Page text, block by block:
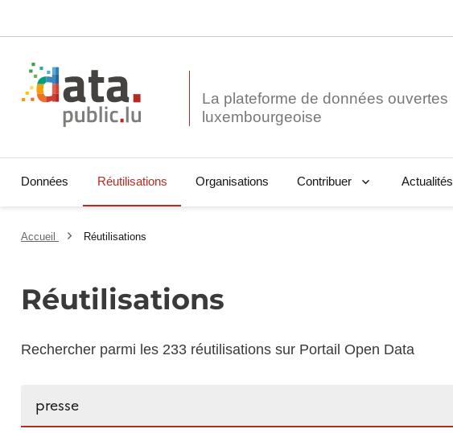
La plateforme de données ouvertes
Données Réutilisations Organisations Contribuer Actualités
Accueil Réutilisations
Réutilisations
Rechercher parmi les 233 réutilisations sur Portail Open Data